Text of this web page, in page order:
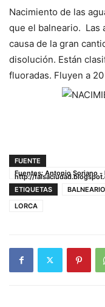
Nacimiento de las
que el balneario. Las
causa de la gran
disolución. Están
fluoradas. Fluyen a
FUENTE
Fuentes: Antonio Soriano -
http://
ETIQUETAS
LORCA